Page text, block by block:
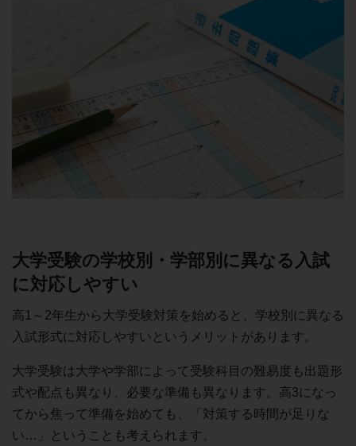
大学受験の学校別・学部別に異なる入試
に対応しやすい
高1～2年生から大学受験対策を始めると、学校別に異なる
入試形式に対応しやすいというメリットがあります。
大学受験は大学や学部によって受験科目の難易度も出題形
式や配点も異なり、必要な準備も異なります。高3になっ
てから焦って準備を始めても、「対策する時間が足りな
い…」ということも考えられます。